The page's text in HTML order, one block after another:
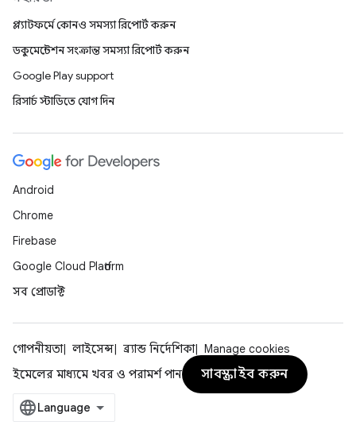
প্ল্যাটফর্মে কোনও সমস্যা রিপোর্ট করুন
ডকুমেন্টেশন সংক্রান্ত সমস্যা রিপোর্ট করুন
Google Play support
রিসার্চ স্টাডিতে যোগ দিন
Android
Chrome
Firebase
Google Cloud Platform
সব প্রোডাক্ট
গোপনীয়তা লাইসেন্স ব্র্যান্ড নির্দেশিকা
Manage cookies
ইমেলের মাধ্যমে খবর ও পরামর্শ পান
সাবস্ক্রাইব করুন